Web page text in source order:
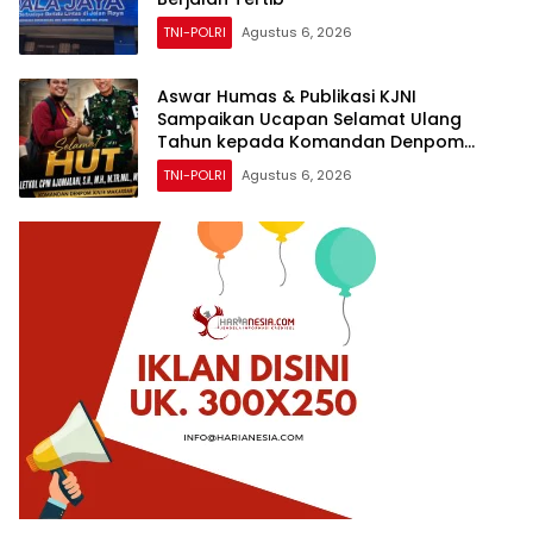
TNI-POLRI Agustus 6, 2026
Aswar Humas & Publikasi KJNI
Sampaikan Ucapan Selamat Ulang
Tahun kepada Komandan Denpom
XIV/4 Makassar
TNI-POLRI Agustus 6, 2026